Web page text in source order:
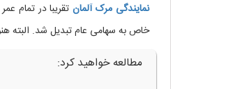
نمایندگی مرک آلمان
خاص به سهامی عام تبدیل شد. البته هنوز هم 70 درصد سهام شرکت متعلق به
مطالعه خواهید کرد: